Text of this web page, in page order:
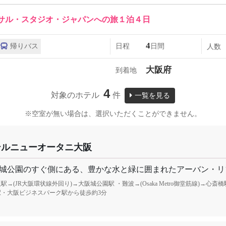
・スタジオ・ジャパンへの旅１泊４日
帰りバス 日程 4 日間 人数
到着地 大阪府
対象のホテル 4 件 一覧を見る
※空室が無い場合は、選択いただくことができません。
ニューオータニ大阪
公園のすぐ側にある、豊かな水と緑に囲まれたアーバン・
駅→(JR大阪環状線外回り)→大阪城公園駅 ・難波→(Osaka Metro御堂筋線)→心斎
大阪ビジネスパーク駅から徒歩約3分